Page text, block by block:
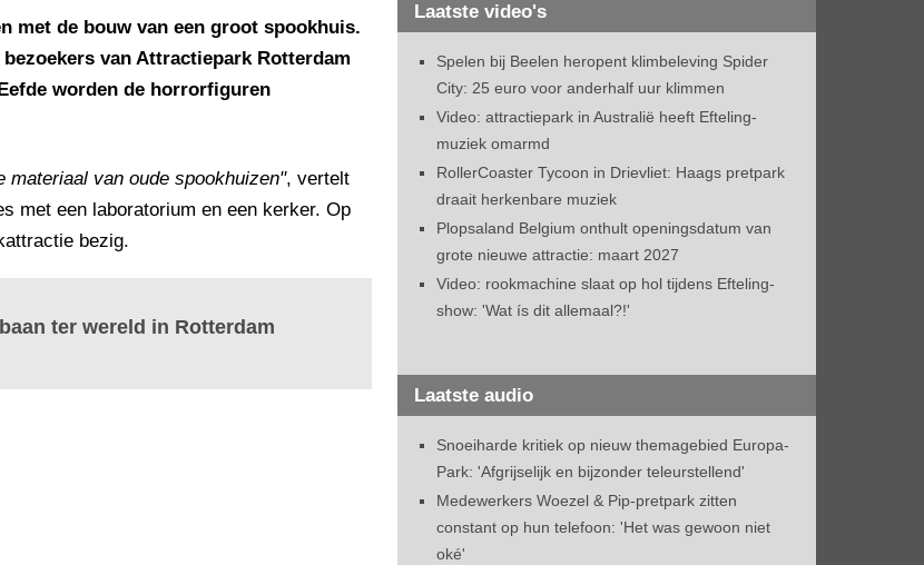
met de bouw van een groot spookhuis.
van Attractiepark Rotterdam
worden de horrorfiguren
materiaal van oude spookhuizen", vertelt
met een laboratorium en een kerker. Op
bezig.
ter wereld in Rotterdam
Laatste video's
Spelen bij Beelen heropent klimbeleving Spider
City: 25 euro voor anderhalf uur klimmen
Video: attractiepark in Australië heeft Efteling-
muziek omarmd
RollerCoaster Tycoon in Drievliet: Haags pretpark
draait herkenbare muziek
Plopsaland Belgium onthult openingsdatum van
grote nieuwe attractie: maart 2027
Video: rookmachine slaat op hol tijdens Efteling-
show: 'Wat ís dit allemaal?!'
Laatste audio
Snoeiharde kritiek op nieuw themagebied Europa-
Park: 'Afgrijselijk en bijzonder teleurstellend'
Medewerkers Woezel & Pip-pretpark zitten
constant op hun telefoon: 'Het was gewoon niet
oké'